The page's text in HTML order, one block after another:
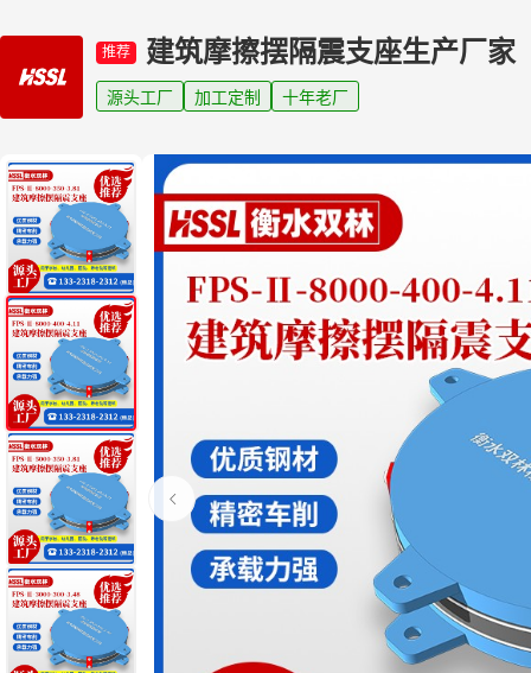
推荐 建筑摩擦摆隔震支座生产厂家
源头工厂 加工定制 十年老厂